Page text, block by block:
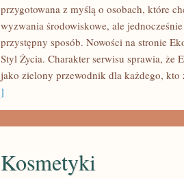
przygotowana z myślą o osobach, które
wyzwania środowiskowe, ale
przystępny sposób. Nowości na stronie
Styl Życia. Charakter serwisu sprawia, że
jako zielony przewodnik dla każdego, kto
]
Kosmetyki